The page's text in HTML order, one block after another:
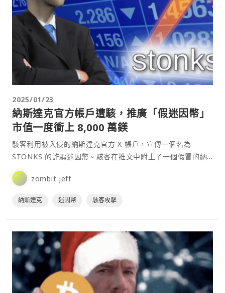
2025/01/23
納斯達克官方帳戶遭駭，推廣「假迷因幣」
市值一度衝上 8,000 萬鎂
駭客利用被入侵的納斯達克官方 X 帳戶，宣傳一個名為
STONKS 的詐騙迷因幣。駭客在推文中附上了一個假冒的納
斯達克關聯 X 帳戶，並利用納斯達克官方帳戶轉推該貼文，
以此為該迷因幣增加可信度。⋯
zombit jeff
納斯達克 迷因幣 駭客攻擊